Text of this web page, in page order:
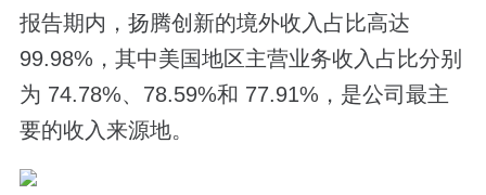
报告期内，扬腾创新的境外收入占比高达
99.98%，其中美国地区主营业务收入占比分别
为 74.78%、78.59%和 77.91%，是公司最主
要的收入来源地。